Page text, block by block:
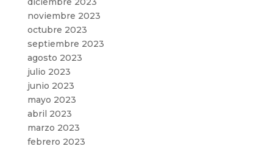
noviembre 2023
octubre 2023
septiembre 2023
agosto 2023
julio 2023
junio 2023
mayo 2023
abril 2023
marzo 2023
febrero 2023